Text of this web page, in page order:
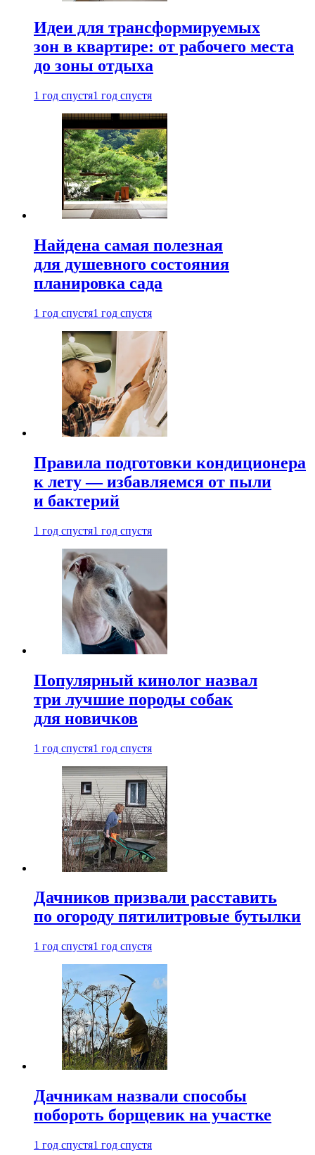
Идеи для трансформируемых
зон в квартире: от рабочего места
до зоны отдыха
1 год спустя1 год спустя
Найдена самая полезная
для душевного состояния
планировка сада
1 год спустя1 год спустя
Правила подготовки кондиционера
к лету — избавляемся от пыли
и бактерий
1 год спустя1 год спустя
Популярный кинолог назвал
три лучшие породы собак
для новичков
1 год спустя1 год спустя
Дачников призвали расставить
по огороду пятилитровые бутылки
1 год спустя1 год спустя
Дачникам назвали способы
побороть борщевик на участке
1 год спустя1 год спустя